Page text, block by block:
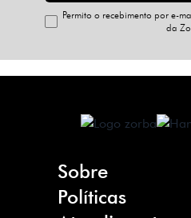
Permito o recebimento por e-
da
Sobre
Quem somos
Nossa empresa
Políticas